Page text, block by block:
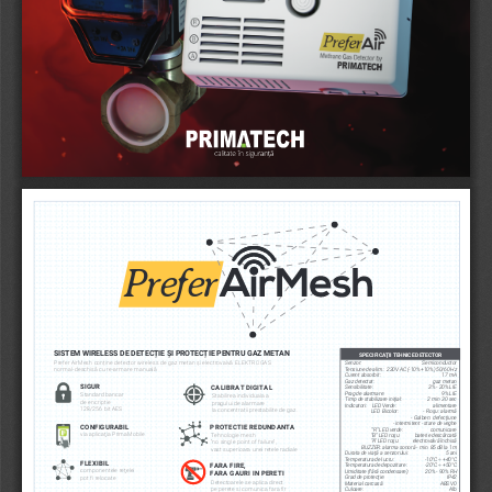
Prefer
Prefer AirMesh conține detector wireless de gaz metan și electrovalvă ELEKTROGAS
normal-deschisă cu re-armare manuală
SISTEM WIRELESS DE DETECȚIE ȘI PROTECȚIE PENTRU GAZ METAN
componentele reţelei
pot fi relocate
FLEXIBIL
Stabilirea individuala a
pragului de alarmare
la concentratii prestabilite de gaz.
Tehnologie mesh
“no single point of failure”,
vast superioara unei retele radiale
Detectoarele se aplica direct
pe perete si comunica fara fir
CALIBRAT DIGITAL
PROTECTIE REDUNDANTA
FARA FIRE,
FARA GAURI IN PERETI
CONFIGURABIL
via aplicaţia PrimaMobile
Standard bancar
de encriptie
128/256 bit AES
SIGUR
SPECIFICAŢII TEHNICE DETECTOR
Senzor:                                                   Semiconductor
Tensiune de alim.:  230V AC (-10% +10%) 50/60 Hz
Curent absorbit:                                                 17 mA
Gaz detectat:                                                gaz metan
Sensibilitate:                                             3% - 20% LIE
Prag de alarmare:                                               9% LIE
Timp de stabilizare iniţial:                    2 min 30 sec
Indicatori:    LED Verde:                              alimentare
            LED Bicolor:           - Roşu: alarmă
                                                       - Galben:  defecţiune
                                         - intermitent - stare de veghe
                       “R” LED verde:                       comunicare
                       “B” LED roşu:             baterie descărcată
                       “A” LED roşu:            electrovalvă închisă
              BUZZER: alarma sonoră - min. 85 dB la 1m
Durata de viaţă a senzorului:                            5 ani
Temperatura de lucru:                         -10°C ÷ +40°C
Temperatura de depozitare :              -20°C ÷ +50°C
Umiditate (fără condensare):             20% - 90% RH
Grad de protecţie:                                                  IP42
Material carcasă:                                               ABS V0
Culoare:                                                                       Alb